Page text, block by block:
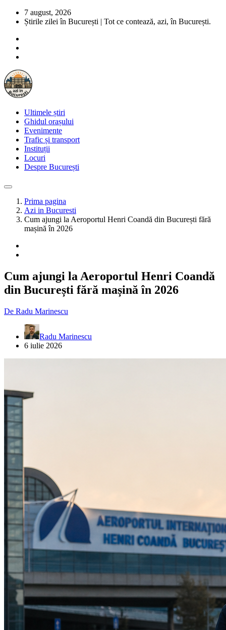
7 august, 2026
Știrile zilei în București | Tot ce contează, azi, în București.
Ultimele știri
Ghidul orașului
Evenimente
Trafic și transport
Instituții
Locuri
Despre București
Prima pagina
Azi in Bucuresti
Cum ajungi la Aeroportul Henri Coandă din București fără
mașină în 2026
Cum ajungi la Aeroportul Henri Coandă
din București fără mașină în 2026
De Radu Marinescu
Radu Marinescu
6 iulie 2026